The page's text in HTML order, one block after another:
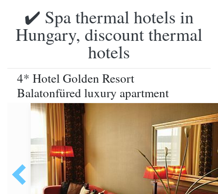
✔️ Spa thermal hotels in
Hungary, discount thermal
hotels
4* Hotel Golden Resort
Balatonfüred luxury apartment